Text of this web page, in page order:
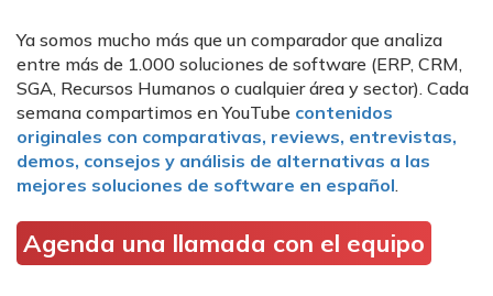
Ya somos mucho más que un comparador que analiza
entre más de 1.000 soluciones de software (ERP, CRM,
SGA, Recursos Humanos o cualquier área y sector). Cada
semana compartimos en YouTube contenidos
originales con comparativas, reviews, entrevistas,
demos, consejos y análisis de alternativas a las
mejores soluciones de software en español.
Agenda una llamada con el equipo